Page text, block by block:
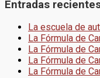
Entradas
La escuela de
La Fórmula de
La Fórmula de
La Fórmula de
La Fórmula de